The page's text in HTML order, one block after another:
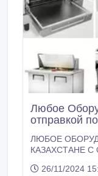
Любое
отправкой
ЛЮБОЕ
КАЗАХСТАНЕ
сатады! =
26/11/2024